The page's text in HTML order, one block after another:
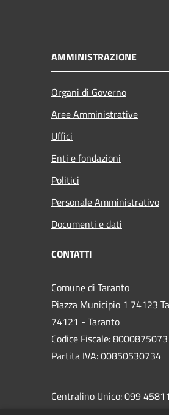
AMMINISTRAZIONE
Organi di Governo
Aree Amministrative
Uffici
Enti e fondazioni
Politici
Personale Amministrativo
Documenti e dati
CONTATTI
Comune di Taranto
Piazza Municipio 1 74123
74121 - Taranto
Codice Fiscale:
Partita IVA: 00850530734
Centralino Unico: 099